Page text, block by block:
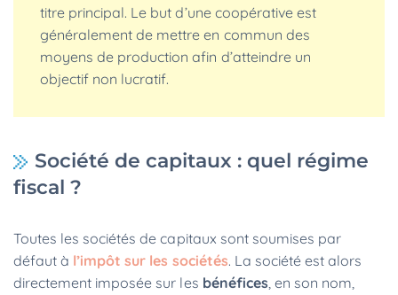
titre principal. Le but d’une coopérative est
généralement de mettre en commun des
moyens de production afin d’atteindre un
objectif non lucratif.
Société de capitaux : quel régime
fiscal ?
Toutes les sociétés de capitaux sont soumises par
défaut à l’impôt sur les sociétés. La société est alors
directement imposée sur les bénéfices, en son nom,